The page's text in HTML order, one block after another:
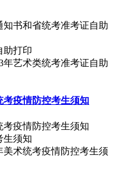
知书和省统考准考证自助
年艺术类统考准考证自助
考疫情防控考生须知
考疫情防控考生须知
美术统考疫情防控考生须